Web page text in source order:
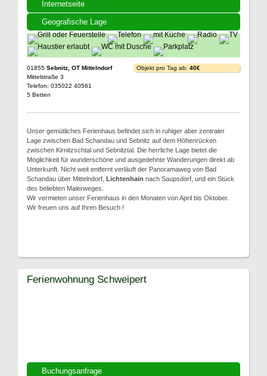
Internetseite
Geografische Lage
01855 Sebnitz, OT Mittelndorf
Mittelstraße 3
Telefon: 035022 40561
5 Betten
Objekt pro Tag ab: 40€
Unser gemütliches Ferienhaus befindet sich in ruhiger aber zentraler
Lage zwischen Bad Schandau und Sebnitz auf dem Höhenrücken
zwischen Kirnitzschtal und Sebnitztal. Die herrliche Lage bietet die
Möglichkeit für wunderschöne und ausgedehnte Wanderungen direkt ab
Unterkunft. Nicht weit entfernt verläuft der Panoramaweg von Bad
Schandau über Mittelndorf, Lichtenhain nach Saupsdorf, und ein Stück
des beliebten Malerweges.
Wir vermieten unser Ferienhaus in den Monaten von April bis Oktober.
Wir freuen uns auf Ihren Besuch !
Buchungsanfrage
Ferienwohnung Schweipert